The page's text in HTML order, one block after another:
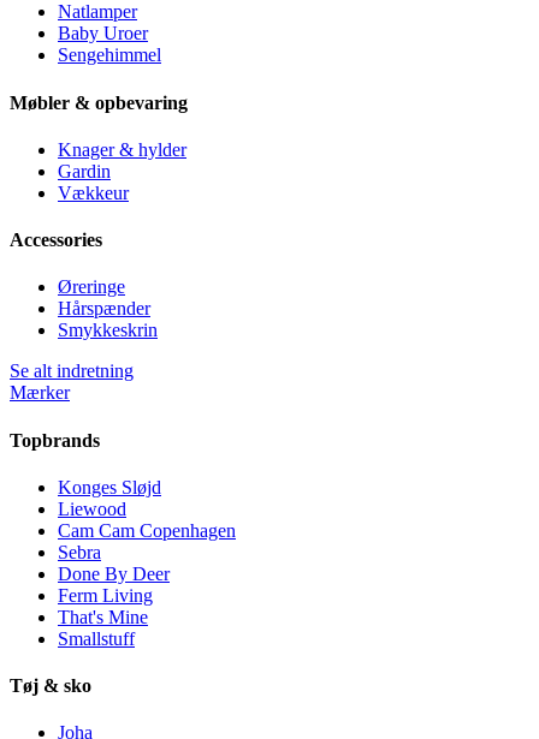
Natlamper
Baby Uroer
Sengehimmel
Møbler & opbevaring
Knager & hylder
Gardin
Vækkeur
Accessories
Øreringe
Hårspænder
Smykkeskrin
Se alt indretning
Mærker
Topbrands
Konges Sløjd
Liewood
Cam Cam Copenhagen
Sebra
Done By Deer
Ferm Living
That's Mine
Smallstuff
Tøj & sko
Joha